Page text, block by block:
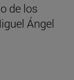
de los
Ángel